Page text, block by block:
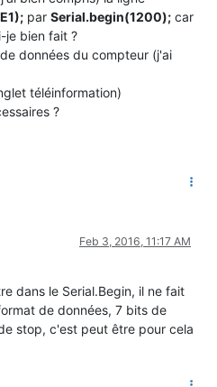
par Serial.begin(1200); car
je bien fait ?
données du compteur (j'ai
téléinformation)
?
Feb 3, 2016, 11:17 AM
dans le Serial.Begin, il ne fait
de données, 7 bits de
stop, c'est peut être pour cela